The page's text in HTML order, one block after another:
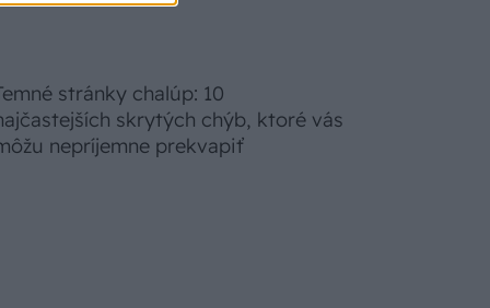
stránky chalúp: 10
skrytých chýb, ktoré vás
nepríjemne prekvapiť